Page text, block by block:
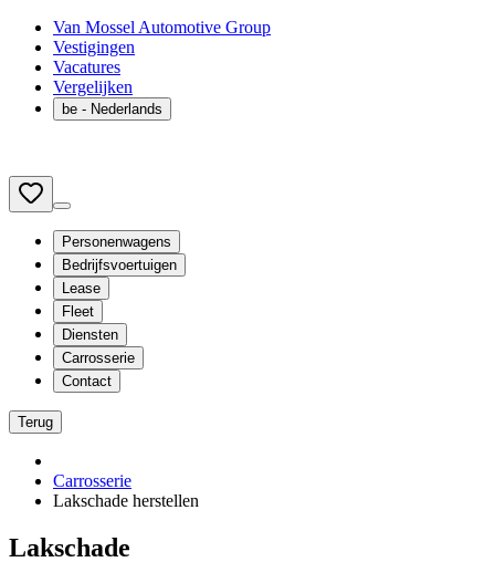
Van Mossel Automotive Group
Vestigingen
Vacatures
Vergelijken
be - Nederlands
Personenwagens
Bedrijfsvoertuigen
Lease
Fleet
Diensten
Carrosserie
Contact
Terug
Carrosserie
Lakschade herstellen
Lakschade